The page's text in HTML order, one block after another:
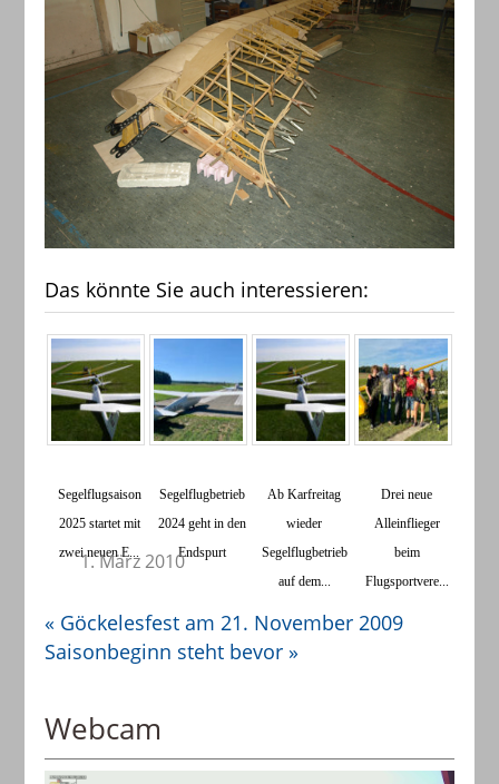
Das könnte Sie auch interessieren:
Segelflugsaison
2025 startet mit
zwei neuen E...
Segelflugbetrieb
2024 geht in den
Endspurt
Ab Karfreitag
wieder
Segelflugbetrieb
auf dem...
​Drei neue
Alleinflieger
beim
Flugsportvere...
1. März 2010
« Göckelesfest am 21. November 2009
Saisonbeginn steht bevor »
Webcam